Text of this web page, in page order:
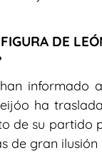
DE
informado
ha
de su partido
de gran